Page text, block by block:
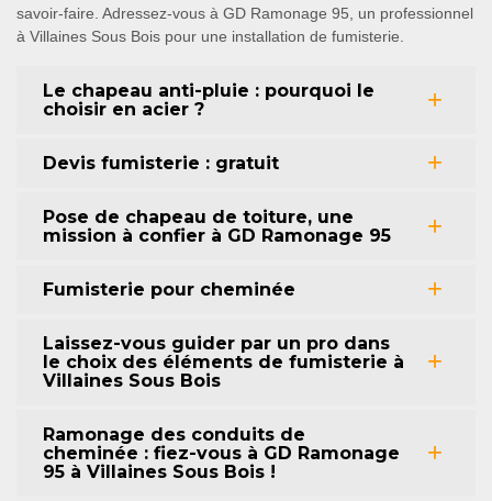
savoir-faire. Adressez-vous à GD Ramonage 95, un professionnel
à Villaines Sous Bois pour une installation de fumisterie.
Le chapeau anti-pluie : pourquoi le
choisir en acier ?
Devis fumisterie : gratuit
Pose de chapeau de toiture, une
mission à confier à GD Ramonage 95
Fumisterie pour cheminée
Laissez-vous guider par un pro dans
le choix des éléments de fumisterie à
Villaines Sous Bois
Ramonage des conduits de
cheminée : fiez-vous à GD Ramonage
95 à Villaines Sous Bois !